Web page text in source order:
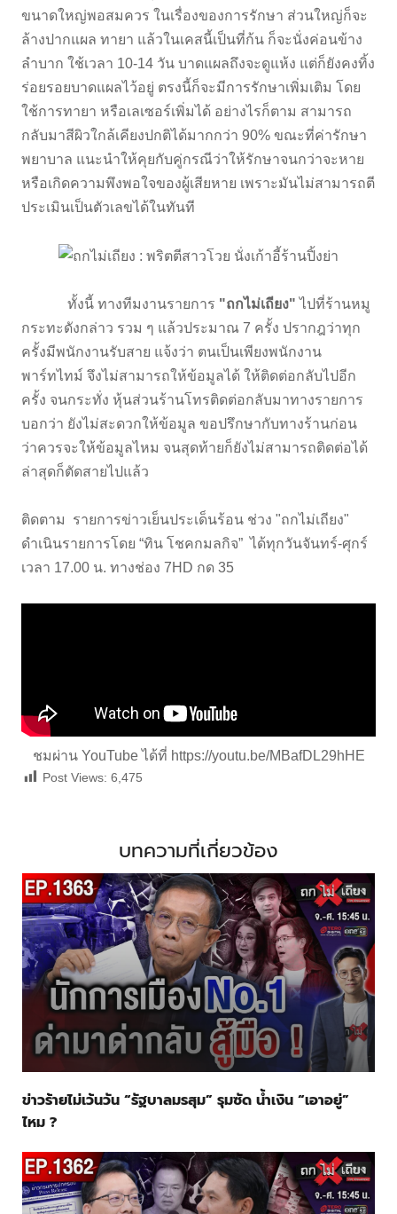
ขนาดใหญ่พอสมควร ในเรื่องของการรักษา ส่วนใหญ่ก็จะ
ล้างปากแผล ทายา แล้วในเคสนี้เป็นที่ก้น ก็จะนั่งค่อนข้าง
ลำบาก ใช้เวลา 10-14 วัน บาดแผลถึงจะดูแห้ง แต่ก็ยังคงทิ้ง
ร่อยรอยบาดแผลไว้อยู่ ตรงนี้ก็จะมีการรักษาเพิ่มเติม โดย
ใช้การทายา หรือเลเซอร์เพิ่มได้ อย่างไรก็ตาม สามารถ
กลับมาสีผิวใกล้เคียงปกติได้มากกว่า 90% ขณะที่ค่ารักษา
พยาบาล แนะนำให้คุยกับคู่กรณีว่าให้รักษาจนกว่าจะหาย
หรือเกิดความพึงพอใจของผู้เสียหาย เพราะมันไม่สามารถตี
ประเมินเป็นตัวเลขได้ในทันที
ทั้งนี้ ทางทีมงานรายการ "ถกไม่เถียง"ไปที่ร้านหมู
กระทะดังกล่าว รวม ๆ แล้วประมาณ 7 ครั้ง ปรากฎว่าทุก
ครั้งมีพนักงานรับสาย แจ้งว่า ตนเป็นเพียงพนักงาน
พาร์ทไทม์ จึงไม่สามารถให้ข้อมูลได้ ให้ติดต่อกลับไปอีก
ครั้ง จนกระทั่ง หุ้นส่วนร้านโทรติดต่อกลับมาทางรายการ
บอกว่า ยังไม่สะดวกให้ข้อมูล ขอปรึกษากับทางร้านก่อน
ว่าควรจะให้ข้อมูลไหม จนสุดท้ายก็ยังไม่สามารถติดต่อได้
ล่าสุดก็ตัดสายไปแล้ว
ติดตาม รายการข่าวเย็นประเด็นร้อน ช่วง "ถกไม่เถียง"
ดำเนินรายการโดย “ทิน โชคกมลกิจ” ได้ทุกวันจันทร์-ศุกร์
เวลา 17.00 น. ทางช่อง 7HD กด 35
ชมผ่าน YouTube ได้ที่ https://youtu.be/MBafDL29hHE
Post Views: 6,475
บทความที่เกี่ยวข้อง
ข่าวร้ายไม่เว้นวัน “รัฐบาลมรสุม” รุมซัด น้ำเงิน “เอาอยู่”
ไหม ?